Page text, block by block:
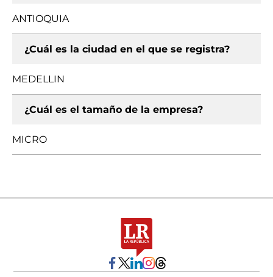
ANTIOQUIA
¿Cuál es la ciudad en el que se registra?
MEDELLIN
¿Cuál es el tamaño de la empresa?
MICRO